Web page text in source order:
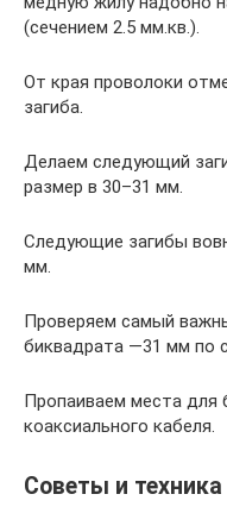
(сечением 2.5 мм.кв.).
От края проволоки
загиба.
Делаем следующий
размер в 30–31 мм.
Следующие загибы
мм.
Проверяем самый
биквадрата —31 мм по
Пропаиваем места для
коаксиального кабеля.
Советы и